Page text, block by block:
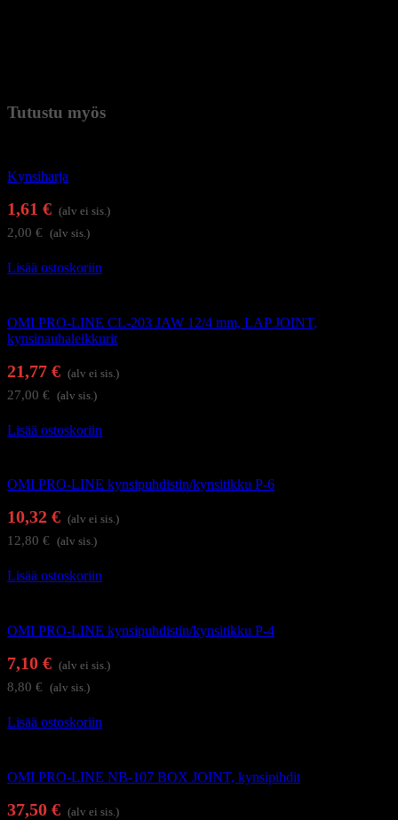
Tutustu myös
Kynsiharja
1,61 € (alv ei sis.)
2,00 € (alv sis.)
Lisää ostoskoriin
OMI PRO-LINE CL-203 JAW 12/4 mm, LAP JOINT,
kynsinauhaleikkurit
21,77 € (alv ei sis.)
27,00 € (alv sis.)
Lisää ostoskoriin
OMI PRO-LINE kynsipuhdistin/kynsitikku P-6
10,32 € (alv ei sis.)
12,80 € (alv sis.)
Lisää ostoskoriin
OMI PRO-LINE kynsipuhdistin/kynsitikku P-4
7,10 € (alv ei sis.)
8,80 € (alv sis.)
Lisää ostoskoriin
OMI PRO-LINE NB-107 BOX JOINT, kynsipihdit
37,50 € (alv ei sis.)